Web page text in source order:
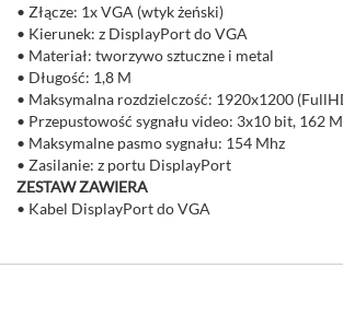
• Złącze: 1x VGA (wtyk żeński)
• Kierunek: z DisplayPort do VGA
• Materiał: tworzywo sztuczne i metal
• Długość: 1,8 M
• Maksymalna rozdzielczość: 1920x1200
• Przepustowość sygnału video: 3x10 bit, 162
• Maksymalne pasmo sygnału: 154 Mhz
• Zasilanie: z portu DisplayPort
ZESTAW ZAWIERA
• Kabel DisplayPort do VGA